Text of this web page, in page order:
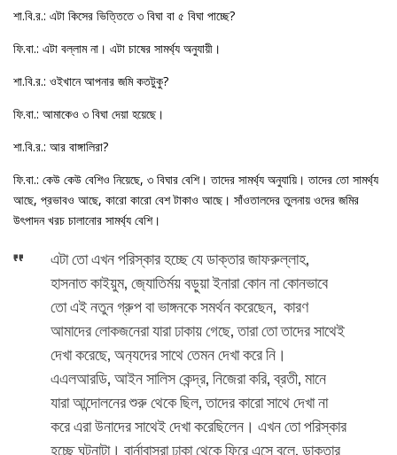
শা.বি.র.: এটা কিসের ভিত্তিতে ৩ বিঘা বা ৫ বিঘা পাচ্ছে?
ফি.বা.: এটা বল্লাম না। এটা চাষের সামর্থ‍্য অনুযায়ী।
শা.বি.র.: ওইখানে আপনার জমি কতটুকু?
ফি.বা.: আমাকেও ৩ বিঘা দেয়া হয়েছে।
শা.বি.র.: আর বাঙ্গালিরা?
ফি.বা.: কেউ কেউ বেশিও নিয়েছে, ৩ বিঘার বেশি। তাদের সামর্থ‍্য অনুযায়ি। তাদের তো সামর্থ‍্য
আছে, প্রভাবও আছে, কারো কারো বেশ টাকাও আছে। সাঁওতালদের তুলনায় ওদের জমির
উৎপাদন খরচ চালানোর সামর্থ‍্য বেশি।
এটা তো এখন পরিস্কার হচ্ছে যে ডাক্তার জাফরুল্লাহ,
হাসনাত কাইয়ুম, জ‍্যোতির্ময় বড়ুয়া ইনারা কোন না কোনভাবে
তো এই নতুন গ্রুপ বা ভাঙ্গনকে সমর্থন করেছেন, কারণ
আমাদের লোকজনেরা যারা ঢাকায় গেছে, তারা তো তাদের সাথেই
দেখা করেছে, অন‍্যদের সাথে তেমন দেখা করে নি।
এএলআরডি, আইন সালিস কেন্দ্র, নিজেরা করি, ব্রতী, মানে
যারা আন্দোলনের শুরু থেকে ছিল, তাদের কারো সাথে দেখা না
করে এরা উনাদের সাথেই দেখা করেছিলেন। এখন তো পরিস্কার
হচ্ছে ঘটনাটা। বার্নাবাসরা ঢাকা থেকে ফিরে এসে বলে, ডাক্তার